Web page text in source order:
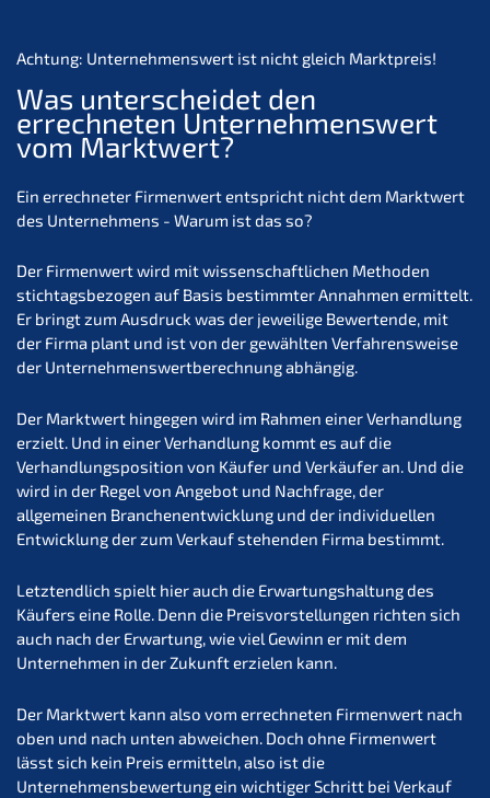
Achtung: Unternehmenswert ist nicht gleich Marktpreis!
Was unterscheidet den
errechneten Unternehmenswert
vom Marktwert?
Ein errechneter Firmenwert entspricht nicht dem Marktwert
des Unternehmens - Warum ist das so?
Der Firmenwert wird mit wissenschaftlichen Methoden
stichtagsbezogen auf Basis bestimmter Annahmen ermittelt.
Er bringt zum Ausdruck was der jeweilige Bewertende, mit
der Firma plant und ist von der gewählten Verfahrensweise
der Unternehmenswertberechnung abhängig.
Der Marktwert hingegen wird im Rahmen einer Verhandlung
erzielt. Und in einer Verhandlung kommt es auf die
Verhandlungsposition von Käufer und Verkäufer an. Und die
wird in der Regel von Angebot und Nachfrage, der
allgemeinen Branchenentwicklung und der individuellen
Entwicklung der zum Verkauf stehenden Firma bestimmt.
Letztendlich spielt hier auch die Erwartungshaltung des
Käufers eine Rolle. Denn die Preisvorstellungen richten sich
auch nach der Erwartung, wie viel Gewinn er mit dem
Unternehmen in der Zukunft erzielen kann.
Der Marktwert kann also vom errechneten Firmenwert nach
oben und nach unten abweichen. Doch ohne Firmenwert
lässt sich kein Preis ermitteln, also ist die
Unternehmensbewertung ein wichtiger Schritt bei Verkauf